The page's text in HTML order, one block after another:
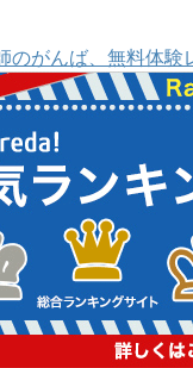
がとう
たは
で考え
？七×
から・
です。
文字を
文字は
速した
しまい
だった
れたよ
、急に
そのま
た次の
なって
もくじ
とを意
に意思
試して
す。 た
要なや
てしま
るだけ
伝いさ
と考え
付き合
1 平均点
のがんば、無料体験